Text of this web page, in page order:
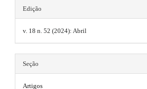
m
e
b
o
t
#
h
e
m
e
Edição
v. 18 n. 52 (2024): Abril
Seção
Artigos